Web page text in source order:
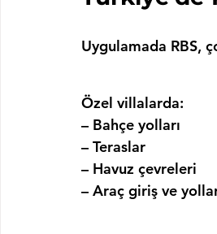
Uygulamada RBS,
Özel villalarda:
– Bahçe yolları
– Teraslar
– Havuz çevreleri
– Araç giriş ve